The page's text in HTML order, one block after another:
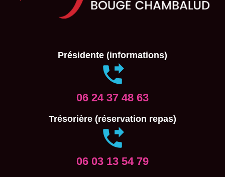
Présidente (informations)
06 24 37 48 63
Trésorière (réservation repas)
06 03 13 54 79